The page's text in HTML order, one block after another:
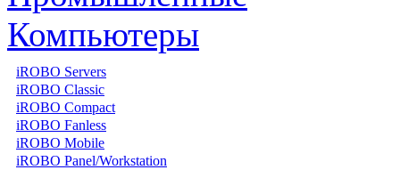
iROBO Servers
iROBO Classic
iROBO Compact
iROBO Fanless
iROBO Mobile
iROBO Panel/Workstation